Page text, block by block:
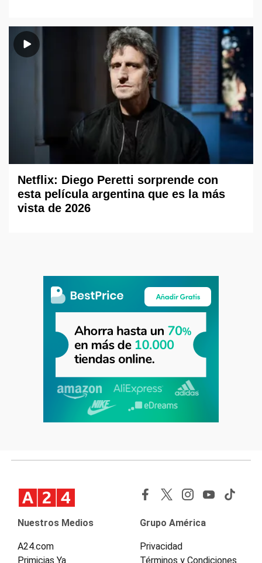
Netflix: Diego Peretti sorprende con
esta película argentina que es la más
vista de 2026
Nuestros Medios
A24.com
Primicias Ya
Grupo América
Privacidad
Términos y Condiciones